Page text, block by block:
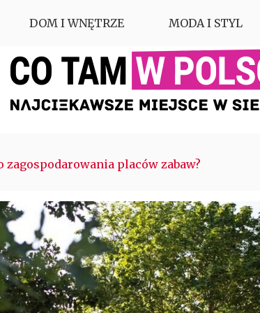
DOM I WNĘTRZE MODA I STYL
placów zabaw?